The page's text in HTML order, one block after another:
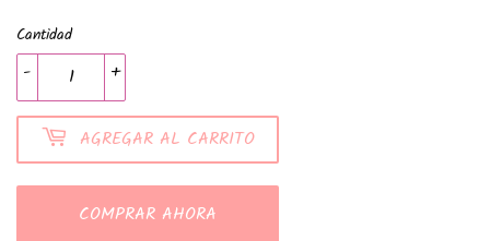
Cantidad
+
-
AGREGAR AL CARRITO
COMPRAR AHORA